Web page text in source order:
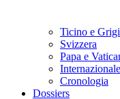
Ticino e
Svizzera
Papa e
Internazionale
Cronologia
Dossiers